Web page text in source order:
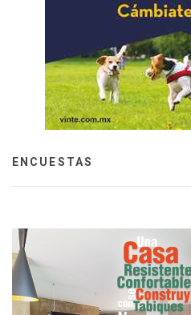
ENCUESTAS